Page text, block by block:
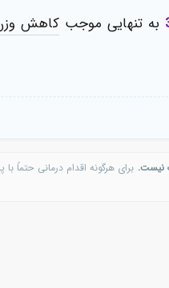
به تنهایی موجبکاهش
نیست. برای هرگونه اقدام درمانی